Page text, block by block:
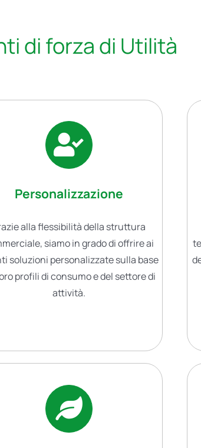
di forza di Utilità
Personalizzazione
alla flessibilità della struttura
siamo in grado di offrire ai
soluzioni personalizzate sulla base
profili di consumo e del settore di
attività.